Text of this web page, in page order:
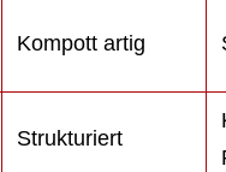
Kompott artig
Strukturiert